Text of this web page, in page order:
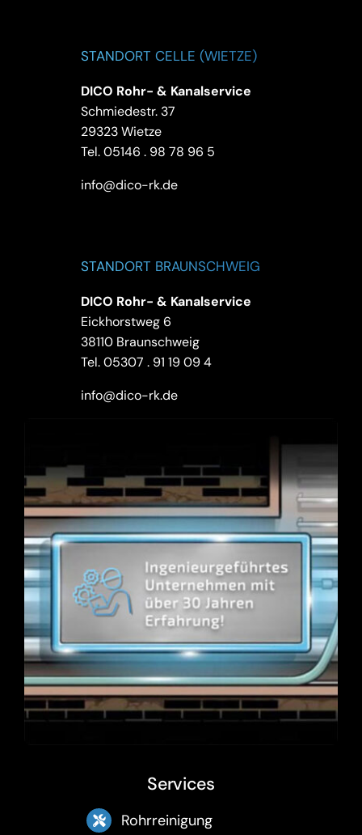
STANDORT CELLE (WIETZE)
DICO Rohr- & Kanalservice
Schmiedestr. 37
29323 Wietze
Tel.05146 . 98 78 96 5
info@dico-rk.de
STANDORT BRAUNSCHWEIG
DICO Rohr- & Kanalservice
Eickhorstweg 6
38110 Braunschweig
Tel.05307 . 91 19 09 4
info@dico-rk.de
Services
Rohrreinigung